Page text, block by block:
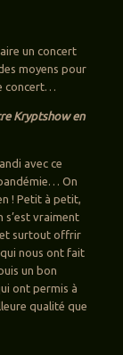
un concert
moyens pour
concert…
Kryptshow en
avec ce
On
! Petit à petit,
s’est vraiment
et surtout offrir
nous ont fait
un bon
ont permis à
qualité que